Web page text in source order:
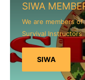
SIWA
We are members
Survival Instructors
SIWA